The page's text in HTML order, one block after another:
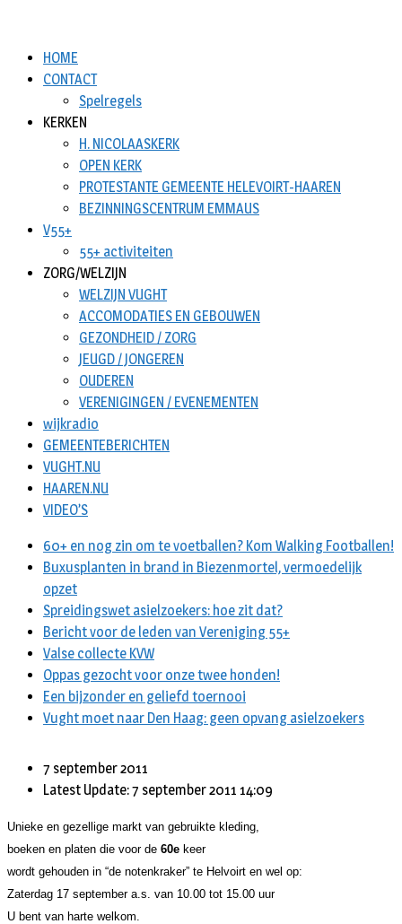
HOME
CONTACT
Spelregels
KERKEN
H. NICOLAASKERK
OPEN KERK
PROTESTANTE GEMEENTE HELEVOIRT-HAAREN
BEZINNINGSCENTRUM EMMAUS
V55+
55+ activiteiten
ZORG/WELZIJN
WELZIJN VUGHT
ACCOMODATIES EN GEBOUWEN
GEZONDHEID / ZORG
JEUGD / JONGEREN
OUDEREN
VERENIGINGEN / EVENEMENTEN
wijkradio
GEMEENTEBERICHTEN
VUGHT.NU
HAAREN.NU
VIDEO’S
60+ en nog zin om te voetballen? Kom Walking Footballen!
Buxusplanten in brand in Biezenmortel, vermoedelijk
opzet
Spreidingswet asielzoekers: hoe zit dat?
Bericht voor de leden van Vereniging 55+
Valse collecte KVW
Oppas gezocht voor onze twee honden!
Een bijzonder en geliefd toernooi
Vught moet naar Den Haag: geen opvang asielzoekers
7 september 2011
Latest Update: 7 september 2011 14:09
Unieke en gezellige markt van gebruikte kleding,
boeken en platen die voor de 60e keer
wordt gehouden in “de notenkraker” te Helvoirt en wel op:
Zaterdag 17 september a.s. van 10.00 tot 15.00 uur
U bent van harte welkom.